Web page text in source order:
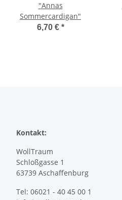
"Annas
Sommercardigan"
6,70 € *
Kontakt:
WollTraum
Schloßgasse 1
63739 Aschaffenburg
Tel: 06021 - 40 45 00 1